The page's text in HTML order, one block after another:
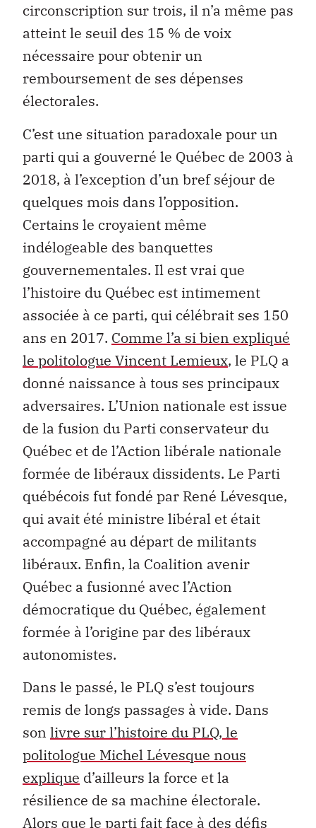
circonscription sur trois, il n’a même pas
atteint le seuil des 15 % de voix
nécessaire pour obtenir un
remboursement de ses dépenses
électorales.
C’est une situation paradoxale pour un
parti qui a gouverné le Québec de 2003 à
2018, à l’exception d’un bref séjour de
quelques mois dans l’opposition.
Certains le croyaient même
indélogeable des banquettes
gouvernementales. Il est vrai que
l’histoire du Québec est intimement
associée à ce parti, qui célébrait ses 150
ans en 2017. Comme l’a si bien expliqué
le politologue Vincent Lemieux, le PLQ a
donné naissance à tous ses principaux
adversaires. L’Union nationale est issue
de la fusion du Parti conservateur du
Québec et de l’Action libérale nationale
formée de libéraux dissidents. Le Parti
québécois fut fondé par René Lévesque,
qui avait été ministre libéral et était
accompagné au départ de militants
libéraux. Enfin, la Coalition avenir
Québec a fusionné avec l’Action
démocratique du Québec, également
formée à l’origine par des libéraux
autonomistes.
Dans le passé, le PLQ s’est toujours
remis de longs passages à vide. Dans
son livre sur l’histoire du PLQ, le
politologue Michel Lévesque nous
explique d’ailleurs la force et la
résilience de sa machine électorale.
Alors que le parti fait face à des défis